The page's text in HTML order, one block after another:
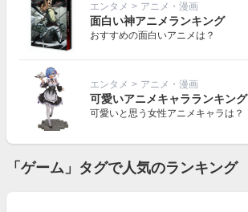
エンタメ > アニメ・漫画
面白い神アニメランキング
おすすめの面白いアニメは？
エンタメ > アニメ・漫画
可愛いアニメキャラランキング
可愛いと思う女性アニメキャラは？
「ゲーム」タグで人気のランキング